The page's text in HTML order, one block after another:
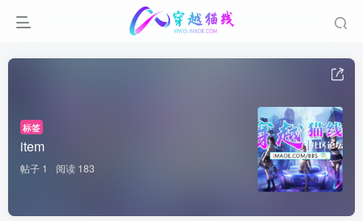
标签
item
帖子 1 阅读 183